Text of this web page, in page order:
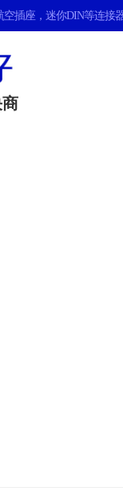
空插座 ， 迷你DIN等连接